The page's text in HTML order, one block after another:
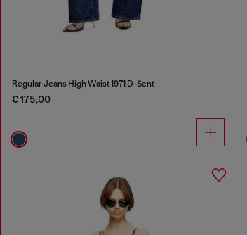
Regular Jeans High Waist 1971 D-Sent
€ 175,00